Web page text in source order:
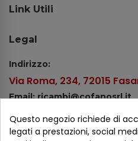
Link Utili
Legal
Indirizzo:
Via Roma, 234, 72015
Email: ricambi@cofanosrl.it
Tel.: +39 080 44 13 478
Questo negozio richiede di
legati a prestazioni, social